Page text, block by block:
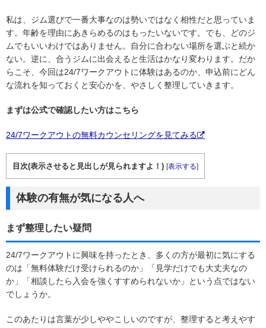
私は、ジム選びで一番大事なのは勢いではなく相性だと思っていま
す。年齢を理由にあきらめるのはもったいないです。でも、どのジ
ムでもいいわけではありません。自分に合わない場所を選ぶと続か
ない。逆に、合うジムに出会えると生活はかなり変わります。だか
らこそ、今回は24/7ワークアウトに体験はあるのか、申込前にどん
な流れを知っておくと安心かを、やさしく整理していきます。
まずは公式で確認したい方はこちら
24/7ワークアウトの無料カウンセリングを見てみる
目次(表示させると見出しが見られますよ！) [表示する]
体験の有無が気になる人へ
まず整理したい疑問
24/7ワークアウトに興味を持ったとき、多くの方が最初に気にする
のは「無料体験だけ受けられるのか」「見学だけでも大丈夫なの
か」「相談したら入会を強くすすめられないか」という点ではない
でしょうか。
このあたりは言葉が少しややこしいのですが、整理すると考えやす